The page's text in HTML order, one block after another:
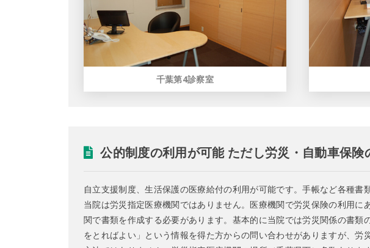
千葉第4診察室
公的制度の利用が可能 ただし労災・自動車保険
自立支援制度、生活保護の医療給付の利用が可能です。手帳など各種書
当院は労災指定医療機関ではありません。医療機関で労災保険の利用
関で書類を作成する必要があります。基本的に当院では労災関係の書
をとればよい」という情報を得た方からの問い合わせがありますが、